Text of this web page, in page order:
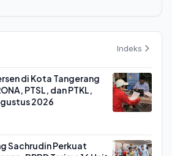
Indeks
di Kota Tangerang
PTSL, dan PTKL,
2026
Sachrudin Perkuat